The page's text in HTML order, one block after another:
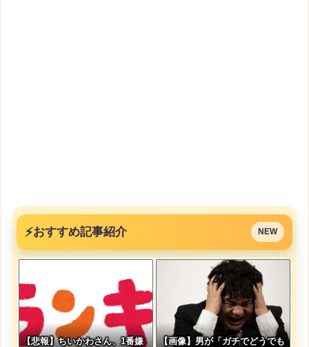
⚡おすすめ記事紹介 NEW
【悲報】ちいかわさん、1番嫌
【画像】男が「ガチでどうでも